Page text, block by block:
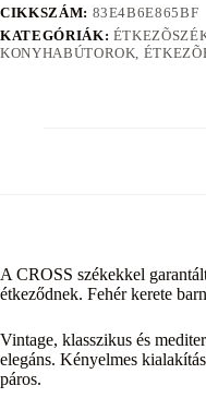
CIKKSZÁM: 83E4B6E865BF
KATEGÓRIÁK:
KONYHABÚTOROK,
A CROSS székekkel
étkeződnek. Fehér kerete
Vintage, klasszikus és
elegáns. Kényelmes
páros.